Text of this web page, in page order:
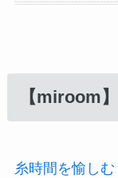
【miroom
糸時間を愉し